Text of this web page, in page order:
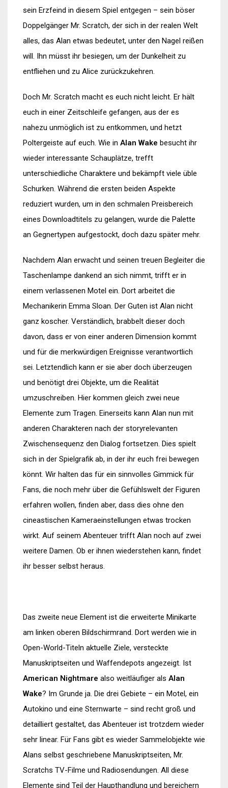
sein Erzfeind in diesem Spiel entgegen – sein böser
Doppelgänger Mr. Scratch, der sich in der realen Welt
alles, das Alan etwas bedeutet, unter den Nagel reißen
will. Ihn müsst ihr besiegen, um der Dunkelheit zu
entfliehen und zu Alice zurückzukehren.
Doch Mr. Scratch macht es euch nicht leicht. Er hält
euch in einer Zeitschleife gefangen, aus der es
nahezu unmöglich ist zu entkommen, und hetzt
Poltergeiste auf euch. Wie in Alan Wake besucht ihr
wieder interessante Schauplätze, trefft
unterschiedliche Charaktere und bekämpft viele üble
Schurken. Während die ersten beiden Aspekte
reduziert wurden, um in den schmalen Preisbereich
eines Downloadtitels zu gelangen, wurde die Palette
an Gegnertypen aufgestockt, doch dazu später mehr.
Nachdem Alan erwacht und seinen treuen Begleiter die
Taschenlampe dankend an sich nimmt, trifft er in
einem verlassenen Motel ein. Dort arbeitet die
Mechanikerin Emma Sloan. Der Guten ist Alan nicht
ganz koscher. Verständlich, brabbelt dieser doch
davon, dass er von einer anderen Dimension kommt
und für die merkwürdigen Ereignisse verantwortlich
sei. Letztendlich kann er sie aber doch überzeugen
und benötigt drei Objekte, um die Realität
umzuschreiben. Hier kommen gleich zwei neue
Elemente zum Tragen. Einerseits kann Alan nun mit
anderen Charakteren nach der storyrelevanten
Zwischensequenz den Dialog fortsetzen. Dies spielt
sich in der Spielgrafik ab, in der ihr euch frei bewegen
könnt. Wir halten das für ein sinnvolles Gimmick für
Fans, die noch mehr über die Gefühlswelt der Figuren
erfahren wollen, finden aber, dass dies ohne den
cineastischen Kameraeinstellungen etwas trocken
wirkt. Auf seinem Abenteuer trifft Alan noch auf zwei
weitere Damen. Ob er ihnen wiederstehen kann, findet
ihr besser selbst heraus.
Das zweite neue Element ist die erweiterte Minikarte
am linken oberen Bildschirmrand. Dort werden wie in
Open-World-Titeln aktuelle Ziele, versteckte
Manuskriptseiten und Waffendepots angezeigt. Ist
American Nightmare also weitläufiger als Alan
Wake? Im Grunde ja. Die drei Gebiete – ein Motel, ein
Autokino und eine Sternwarte – sind recht groß und
detailliert gestaltet, das Abenteuer ist trotzdem wieder
sehr linear. Für Fans gibt es wieder Sammelobjekte wie
Alans selbst geschriebene Manuskriptseiten, Mr.
Scratchs TV-Filme und Radiosendungen. All diese
Elemente sind Teil der Haupthandlung und bereichern